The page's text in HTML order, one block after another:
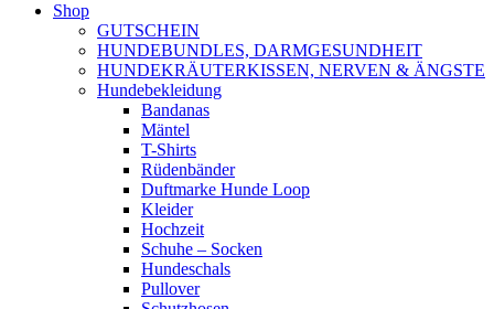
Shop
GUTSCHEIN
HUNDEBUNDLES, DARMGESUNDHEIT
HUNDEKRÄUTERKISSEN, NERVEN & ÄNGSTE
Hundebekleidung
Bandanas
Mäntel
T-Shirts
Rüdenbänder
Duftmarke Hunde Loop
Kleider
Hochzeit
Schuhe – Socken
Hundeschals
Pullover